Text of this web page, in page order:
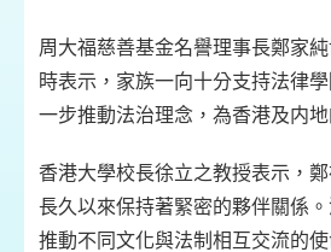
周大福慈善基金名譽理事長鄭家
時表示，家族一向十分支持法律
一步推動法治理念，為香港及内
香港大學校長徐立之教授表示，
長久以來保持著緊密的夥伴關係
推動不同文化與法制相互交流的